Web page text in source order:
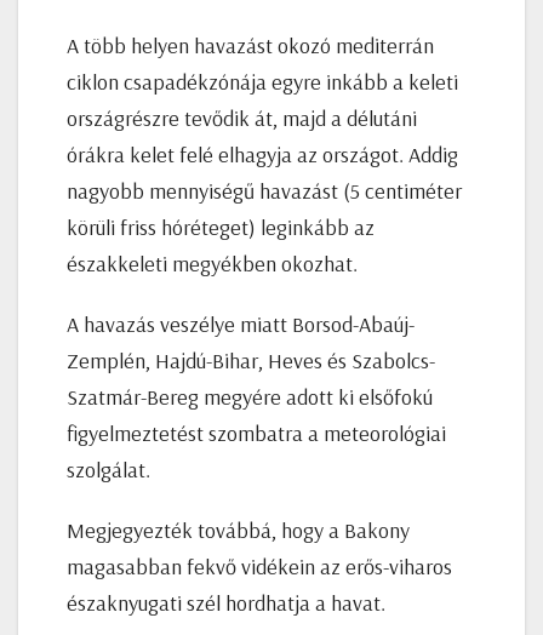
A több helyen havazást okozó mediterrán
ciklon csapadékzónája egyre inkább a keleti
országrészre tevődik át, majd a délutáni
órákra kelet felé elhagyja az országot. Addig
nagyobb mennyiségű havazást (5 centiméter
körüli friss hóréteget) leginkább az
északkeleti megyékben okozhat.
A havazás veszélye miatt Borsod-Abaúj-
Zemplén, Hajdú-Bihar, Heves és Szabolcs-
Szatmár-Bereg megyére adott ki elsőfokú
figyelmeztetést szombatra a meteorológiai
szolgálat.
Megjegyezték továbbá, hogy a Bakony
magasabban fekvő vidékein az erős-viharos
északnyugati szél hordhatja a havat.